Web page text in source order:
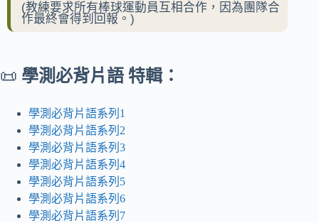
(教練要求所有棒球運動員互相合作，因為團隊合
作最終會得到回報。)
📜 學測必背片語 特輯：
學測必背片語系列1
學測必背片語系列2
學測必背片語系列3
學測必背片語系列4
學測必背片語系列5
學測必背片語系列6
學測必背片語系列7